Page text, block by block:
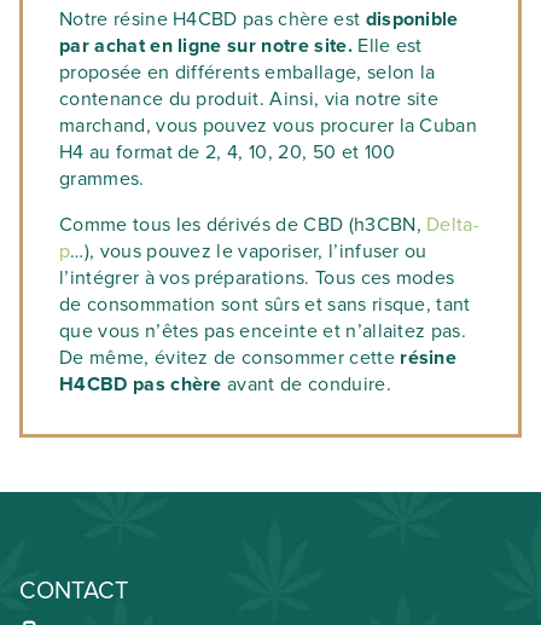
Notre résine H4CBD pas chère est disponible
par achat en ligne sur notre site. Elle est
proposée en différents emballage, selon la
contenance du produit. Ainsi, via notre site
marchand, vous pouvez vous procurer la Cuban
H4 au format de 2, 4, 10, 20, 50 et 100
grammes.
Comme tous les dérivés de CBD (h3CBN, Delta-
p…), vous pouvez le vaporiser, l’infuser ou
l’intégrer à vos préparations. Tous ces modes
de consommation sont sûrs et sans risque, tant
que vous n’êtes pas enceinte et n’allaitez pas.
De même, évitez de consommer cette résine
H4CBD pas chèreavant de conduire.
CONTACT